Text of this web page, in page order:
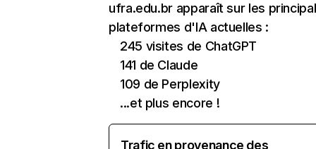
ufra.edu.br apparaît sur les
plateformes d'IA actuelles :
245 visites de ChatGPT
141 de Claude
109 de Perplexity
...et plus encore !
Trafic en provenance des